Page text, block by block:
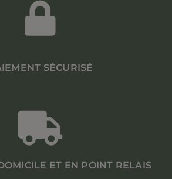
SÉCURISÉ
ET EN POINT RELAIS